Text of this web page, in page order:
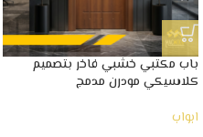
باب مكتبي خشبي فاخر بتصميم
كلاسيكي مودرن مدمج
ابواب